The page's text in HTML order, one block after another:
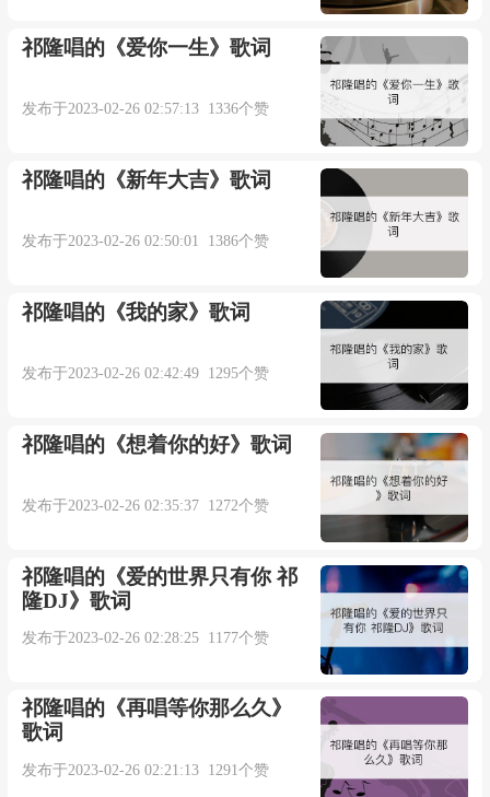
制作人：威仔
女：
谁能够告诉我
如今你让我发了疯
男：
祁隆唱的《爱你一生》歌词
发布于2023-02-26 02:57:13 1336个赞
祁隆唱的《新年大吉》歌词
发布于2023-02-26 02:50:01 1386个赞
祁隆唱的《我的家》歌词
发布于2023-02-26 02:42:49 1295个赞
祁隆唱的《想着你的好》歌词
发布于2023-02-26 02:35:37 1272个赞
祁隆唱的《爱的世界只有你 祁
隆DJ》歌词
发布于2023-02-26 02:28:25 1177个赞
祁隆唱的《再唱等你那么久》
歌词
发布于2023-02-26 02:21:13 1291个赞